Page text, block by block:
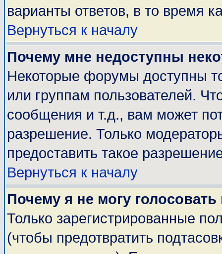
варианты ответов, в то время
Вернуться к началу
Почему мне недоступны
Некоторые форумы доступны
или группам пользователей.
сообщения и т.д., вам может
разрешение. Только
предоставить такое
Вернуться к началу
Почему я не могу
Только зарегистрированные
(чтобы предотвратить